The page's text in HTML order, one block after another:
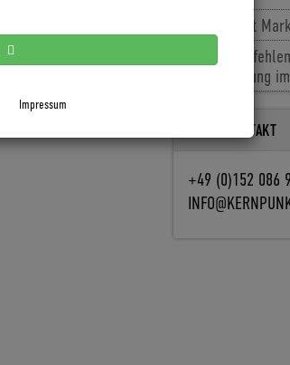
Impressum
Baldiso holt
Fachkräfte
Digitalisierung
PRESSEKONTAKT
+49 (0)152 086